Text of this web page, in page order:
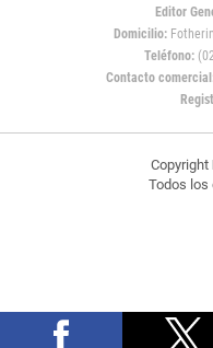
Editor
Domicilio:
Teléfono:
Contacto
Copyright
Todos los